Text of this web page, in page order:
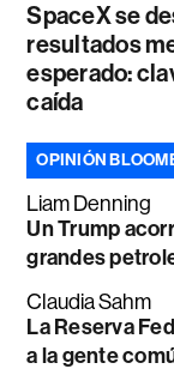
SpaceX se
resultados
esperado:
caída
OPINIÓN
Liam Denning
Un Trump
grandes
Claudia Sahm
La Reserva
a la gente